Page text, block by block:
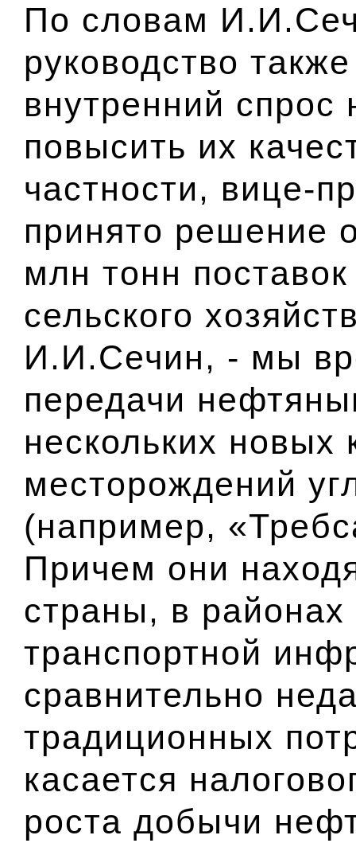
По словам
руководство
внутренний
повысить их
частности, вице-
принято решение
млн тонн
сельского
И.И.Сечин, - мы
передачи
нескольких новых
месторождений
(например,
Причем они
страны, в районах
транспортной
сравнительно
традиционных
касается
роста добычи